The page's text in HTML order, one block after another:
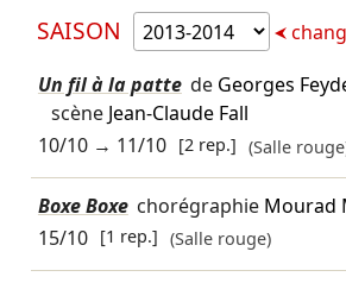
SAISON
Un fil à la patte de Georges
scène Jean-Claude Fall
10/10→ 11/10 [2 rep.] (Salle
Boxe Boxe chorégraphie Mourad
15/10 [1 rep.] (Salle rouge)